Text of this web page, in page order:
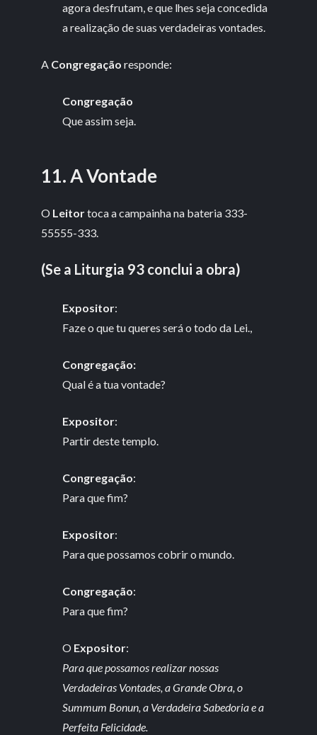
agora desfrutam, e que lhes seja concedida
a realização de suas verdadeiras vontades.
A Congregação responde:
Congregação
Que assim seja.
11. A Vontade
O Leitortoca a campainha na bateria 333-
55555-333.
(Se a Liturgia 93 conclui a obra)
Expositor:
Faze o que tu queres será o todo da Lei.,
Congregação:
Qual é a tua vontade?
Expositor:
Partir deste templo.
Congregação:
Para que fim?
Expositor:
Para que possamos cobrir o mundo.
Congregação:
Para que fim?
O Expositor:
Para que possamos realizar nossas
Verdadeiras Vontades, a Grande Obra, o
Summum Bonun, a Verdadeira Sabedoria e a
Perfeita Felicidade.